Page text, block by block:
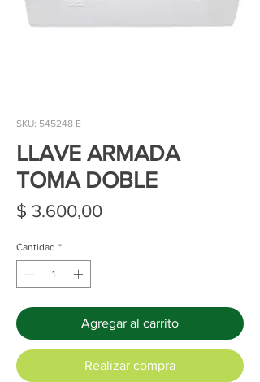
SKU: 545248 E
LLAVE ARMADA
TOMA DOBLE
$ 3.600,00Precio
Cantidad *
Agregar al carrito
Realizar compra